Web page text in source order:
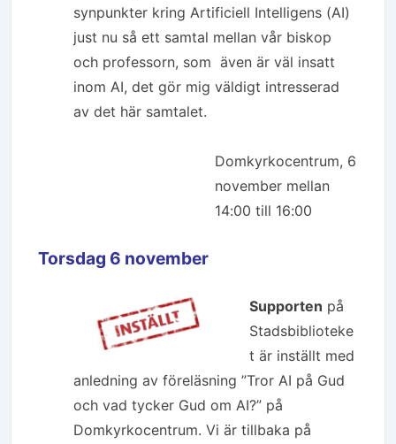
synpunkter kring Artificiell Intelligens (AI)
just nu så ett samtal mellan vår biskop
och professorn, som även är väl insatt
inom AI, det gör mig väldigt intresserad
av det här samtalet.
Domkyrkocentrum, 6
november mellan
14:00 till 16:00
Torsdag 6 november
Supporten på
Stadsbiblioteke
t är inställt med
anledning av föreläsning ”Tror AI på Gud
och vad tycker Gud om AI?” på
Domkyrkocentrum. Vi är tillbaka på